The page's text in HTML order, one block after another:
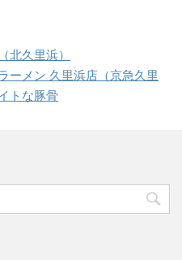
北久里浜）
ーメン 久里浜店（京急久里
トな豚骨